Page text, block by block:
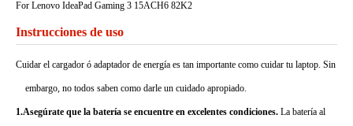
For Lenovo IdeaPad Gaming 3 15ACH6 82K2
Instrucciones de uso
Cuidar el cargador ó adaptador de energía es tan importante como cuidar tu laptop. Sin
embargo, no todos saben como darle un cuidado apropiado.
1.Asegúrate que la batería se encuentre en excelentes condiciones. La batería al